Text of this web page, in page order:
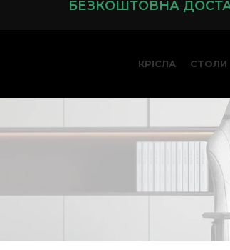
БЕЗКОШТОВНА
КРІСЛА СТОЛИ